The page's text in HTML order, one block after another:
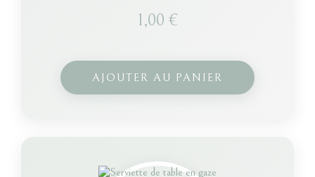
1,00 €
AJOUTER AU PANIER